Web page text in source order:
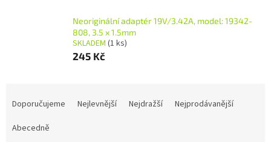
Neoriginální adaptér 19V/3.42A, model: 19342-
808, 3.5 x 1.5mm
SKLADEM (1 ks)
245 Kč
Doporučujeme Nejlevnější Nejdražší
Nejprodávanější
Abecedně